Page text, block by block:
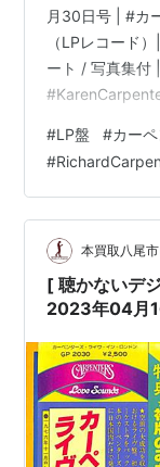
月30日号 | #カ
（LPレコード
ート / 写真集付
インサート、写
良好,EX,少しシ
す］※［店舗併
#LP盤 #カー
#
本買取八尾
[ 聴かないデ
2023年04月16
番:GP-2030
=EX+,良好 ジ
carpenters